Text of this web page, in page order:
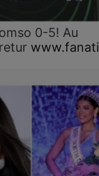
0-5! Au